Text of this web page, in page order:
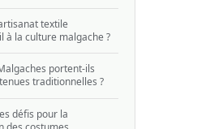
textile
à la culture malgache ?
portent-ils
traditionnelles ?
défis pour la